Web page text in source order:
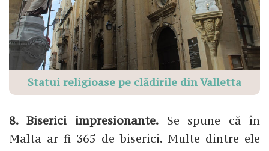
Statui religioase pe clădirile din Valletta
8. Biserici impresionante.Se spune că în
Malta ar fi 365 de biserici. Multe dintre ele